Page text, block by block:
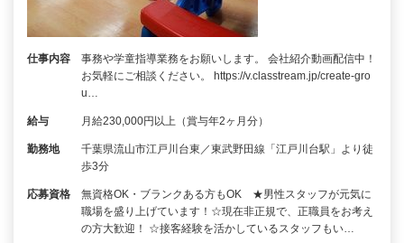
仕事内容
事務や学童指導業務をお願いします。 会社紹介動画配信中！
お気軽にご相談ください。 https://v.classtream.jp/create-gro
u…
給与 月給230,000円以上（賞与年2ヶ月分）
勤務地
千葉県流山市江戸川台東／東武野田線「江戸川台駅」より徒
歩3分
応募資格
無資格OK・ブランクある方もOK ★男性スタッフが元気に
職場を盛り上げています！☆現在非正規で、正職員をお考え
の方大歓迎！ ☆接客経験を活かしているスタッフもい…